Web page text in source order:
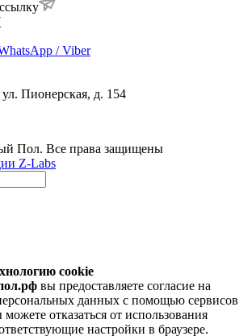
/ Viber
Пионерская, д. 154
Пол. Все права защищены
Z-Labs
cookie
вы предоставляете согласие на
данных с помощью сервисов
отказаться от использования
настройки в браузере.